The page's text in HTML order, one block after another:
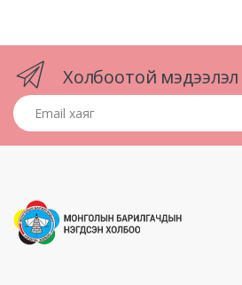
Холбоотой мэдээлэл
Email хаяг